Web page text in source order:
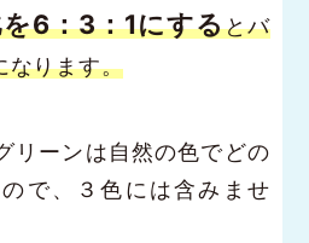
6：3：1にするとバ
なります。
リーンは自然の色でどの
で、３色には含みませ